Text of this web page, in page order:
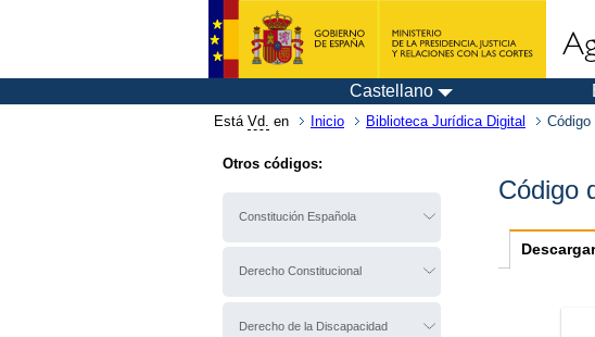
Castellano
Está Vd. en Inicio Biblioteca Jurídica Digital
Otros códigos:
Constitución Española
Derecho Constitucional
Derecho de la Discapacidad
Código